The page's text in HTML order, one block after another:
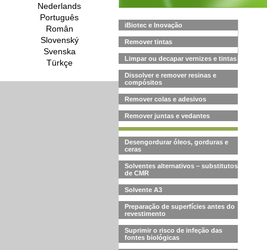
Nederlands
Português
Român
Slovenský
Svenska
Türkçe
iBiotec e Inovação
Remover tintas
Limpar ou decapar vernizes e tintas
Dissolver e remover resinas e
compósitos
Remover colas e adesivos
Remover juntas e vedantes
Desengordurar óleos, gorduras e
ceras
Solventes alternativos – substitutos
de CMR
Solvente A3
Preparação de superfícies antes do
revestimento
Suprimir o risco de infeção das
fontes biológicas